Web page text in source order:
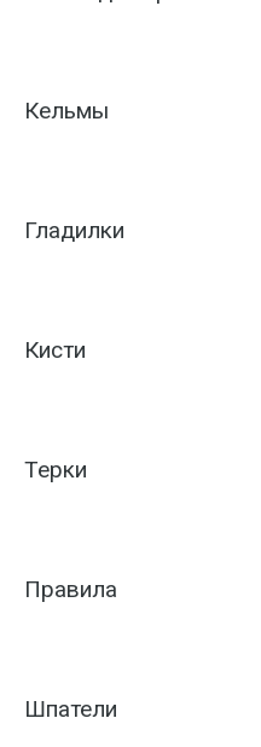
Кельмы
Гладилки
Кисти
Терки
Правила
Шпатели